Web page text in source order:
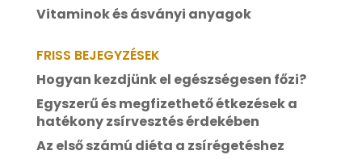
Vitaminok és ásványi anyagok
FRISS BEJEGYZÉSEK
Hogyan kezdjünk el egészségesen főzi?
Egyszerű és megfizethető étkezések a
hatékony zsírvesztés érdekében
Az első számú diéta a zsírégetéshez